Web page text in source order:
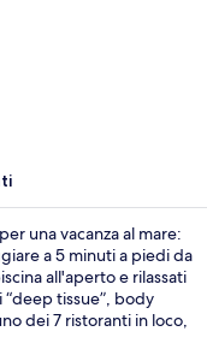
una vacanza al mare:
a 5 minuti a piedi da
all'aperto e rilassati
tissue”, body
dei 7 ristoranti in loco,